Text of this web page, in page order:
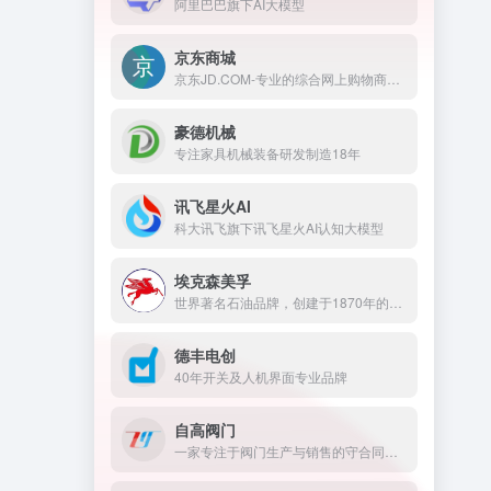
京东商城
豪德机械
专注家具机械装备研发制造18年
讯飞星火AI
科大讯飞旗下讯飞星火AI认知大模型
埃克森美孚
德丰电创
40年开关及人机界面专业品牌
自高阀门